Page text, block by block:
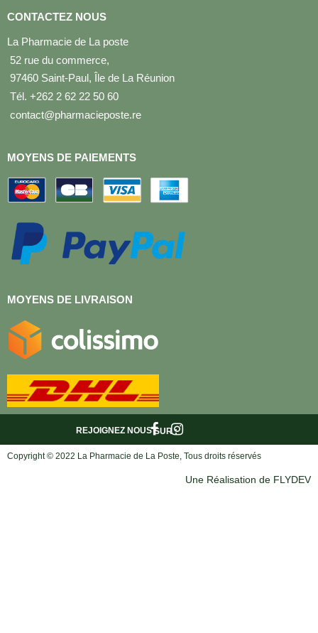
CONTACTEZ NOUS
La Pharmacie de La poste
52 rue du commerce,
97460 Saint-Paul, Île de La Réunion
Tél. +262 2 62 22 50 60
contact@pharmacieposte.re
MOYENS DE PAIEMENTS
MOYENS DE LIVRAISON
SUR :
REJOIGNEZ NOUS
Copyright © 2022 La Pharmacie de La Poste, Tous droits réservés
Une Réalisation de FLYDEV